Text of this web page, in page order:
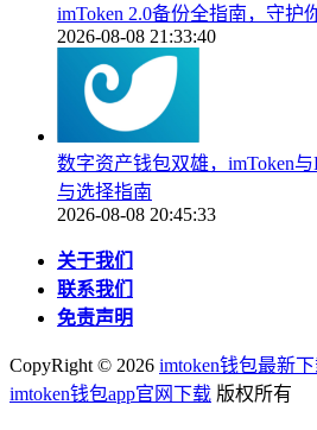
imToken 2.0备份全指南，守护
2026-08-08 21:33:40
数字资产钱包双雄，imToken
与选择指南
2026-08-08 20:45:33
关于我们
联系我们
免责声明
CopyRight © 2026 imtoken钱包最新
imtoken钱包app官网下载 版权所有